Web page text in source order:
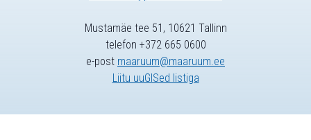
Mustamäe tee 51, 10621 Tallinn
telefon +372 665 0600
e-post maaruum@maaruum.ee
Liitu uuGISed listiga